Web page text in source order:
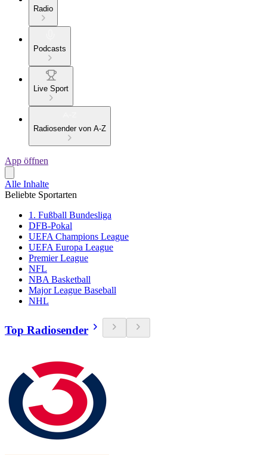
Radio
Podcasts
Live Sport
Radiosender von A-Z
App öffnen
Alle Inhalte
Beliebte Sportarten
1. Fußball Bundesliga
DFB-Pokal
UEFA Champions League
UEFA Europa League
Premier League
NFL
NBA Basketball
Major League Baseball
NHL
Top Radiosender